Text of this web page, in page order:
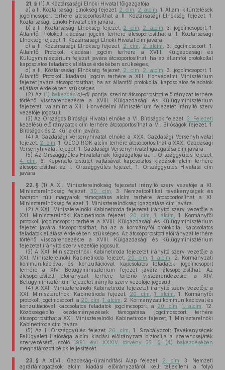
21. § (1) A Köztársasági Elnöki Hivatal főigazgatója
a) a II. Köztársasági Elnökség fejezet, 2. cím 2. alcím , 1. Állami kitüntetések
jogcímcsoport terhére átcsoportosíthat a II. Köztársasági Elnökség fejezet, 1.
Köztársasági Elnöki Hivatal cím javára,
b) a II. Köztársasági Elnökség fejezet, 2. cím 2. alcím , 3. jogcímcsoport, 1.
Államfői Protokoll kiadásai jogcím terhére átcsoportosíthat a II. Köztársasági
Elnökség fejezet, 1. Köztársasági Elnöki Hivatal cím javára,
c) a II. Köztársasági Elnökség fejezet, 2. cím 2. alcím
, 3. jogcímcsoport, 1.
Államfői Protokoll kiadásai jogcím terhére a XVIII. Külgazdasági és
Külügyminisztérium fejezet javára átcsoportosíthat, ha az államfői protokollal
kapcsolatos feladatok ellátása érdekében szükséges,
d) a II. Köztársasági Elnökség fejezet, 2. cím 2. alcím , 3. jogcímcsoport, 1.
Államfői Protokoll kiadásai jogcím terhére a XIII. Honvédelmi Minisztérium
fejezet javára átcsoportosíthat, ha az államfői protokollal kapcsolatos feladatok
ellátása érdekében szükséges.
(2) Az (1) bekezdés c)–d) pontja szerint átcsoportosított előirányzat terhére
történő visszarendezésre a XVIII. Külgazdasági és Külügyminisztérium
fejezetet, valamint a XIII. Honvédelmi Minisztérium fejezetet irányító szerv
vezetője jogosult.
(3) Az Országos Bírósági Hivatal elnöke a VI. Bíróságok fejezet,3. Fejezeti
kezelésű előirányzatok cím terhére átcsoportosíthat a VI. Bíróságok fejezet, 1.
Bíróságok és 2. Kúria cím javára.
(4) A Gazdasági Versenyhivatal elnöke a XXX. Gazdasági Versenyhivatal
fejezet, 2. cím , 1. OECD ROK alcím terhére átcsoportosíthat a XXX. Gazdasági
Versenyhivatal fejezet, 1. Gazdasági Versenyhivatal igazgatása cím javára.
(5) Az Országgyűlés Hivatalának főigazgatója az I. Országgyűlés fejezet,
4. cím
, 6. Képviselő-testület váltásával kapcsolatos kiadások alcím terhére
átcsoportosíthat az I. Országgyűlés fejezet, 1. Országgyűlés Hivatala cím
javára.
22. § (1) A XI. Miniszterelnökség fejezetet irányító szerv vezetője a XI.
Miniszterelnökség fejezet,30. cím , 3. Nemzetpolitikai tevékenységek és
határon túli magyarok támogatása alcím terhére átcsoportosíthat a XI.
Miniszterelnökség fejezet, 1. Miniszterelnökség igazgatása cím javára.
(2) A XXI. Miniszterelnöki Kabinetiroda fejezetet irányító szerv vezetője a
XXI. Miniszterelnöki Kabinetiroda fejezet,
20. cím 1. alcím , 1. Kormányfői
protokoll jogcímcsoport terhére a XVIII. Külgazdasági és Külügyminisztérium
fejezet javára átcsoportosíthat, ha az a kormányfői protokollal kapcsolatos
feladatok ellátása érdekében szükséges. Az átcsoportosított előirányzat terhére
történő visszarendezésre a XVIII. Külgazdasági és Külügyminisztérium
fejezetet irányító szerv vezetője jogosult.
(3) A XXI. Miniszterelnöki Kabinetiroda fejezetet irányító szerv vezetője a
XXI. Miniszterelnöki Kabinetiroda fejezet,
20. cím 1. alcím , 2. Kormányzati
kommunikációval és konzultációval kapcsolatos feladatok jogcímcsoport
terhére a XIV. Belügyminisztérium fejezet javára átcsoportosíthat. Az
átcsoportosított előirányzat terhére történő visszarendezésre a XIV.
Belügyminisztérium fejezetet irányító szerv vezetője jogosult.
(4) A XXI. Miniszterelnöki Kabinetiroda fejezetet irányító szerv vezetője a
XXI. Miniszterelnöki Kabinetiroda fejezet,
20. cím 1. alcím , 1. Kormányfői
protokoll jogcímcsoport, a 20. cím 1. alcím , 2. Kormányzati kommunikációval és
konzultációval kapcsolatos feladatok jogcímcsoport, a
20. cím 1. alcím , 12.
Közösségépítő kezdeményezések támogatása jogcímcsoport terhére
átcsoportosíthat a XXI. Miniszterelnöki Kabinetiroda fejezet, 1. Miniszterelnöki
Kabinetiroda cím javára.
(5) Az I. Országgyűlés fejezet 26. cím , 1. Szabályozott Tevékenységek
Felügyeleti Hatósága alcím kiadási előirányzata biztosítja a szerencsejáték
szervezéséről szóló1991. évi XXXIV. törvény 35. § (4) bekezdésében
meghatározott célok teljesítését.
23. § A XLVII. Gazdaság-újraindítási Alap fejezet, 2. cím , 3. Nemzeti
agrártámogatások alcím kiadási előirányzatáról kell teljesíteni a folyó